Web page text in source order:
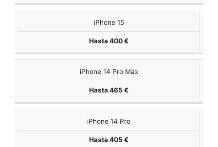
iPhone 15
Hasta 400 €
iPhone 14 Pro Max
Hasta 465 €
iPhone 14 Pro
Hasta 405 €